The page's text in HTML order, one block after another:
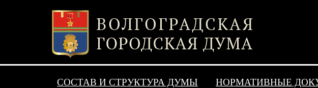
СОСТАВ И СТРУКТУРА ДУМЫ НОРМАТИВНЫЕ